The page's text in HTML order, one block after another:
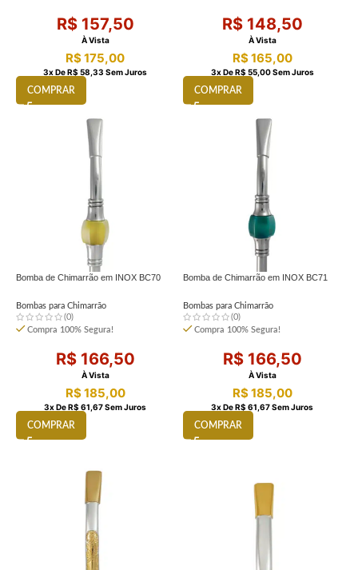
R$157,50
À Vista
R$175,00
3X DeR$ 58,33 Sem Juros
COMPRAR
R$148,50
À Vista
R$165,00
3X DeR$ 55,00Sem Juros
COMPRAR
Bomba de Chimarrão em INOX BC70
Bombas para Chimarrão
(0)
Compra 100% Segura!
R$166,50
À Vista
R$185,00
3X DeR$ 61,67Sem Juros
COMPRAR
Bomba de Chimarrão em INOX BC71
Bombas para Chimarrão
(0)
Compra 100% Segura!
R$166,50
À Vista
R$185,00
3X DeR$ 61,67Sem Juros
COMPRAR